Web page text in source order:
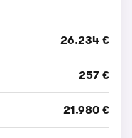
26.234 €
257 €
21.980 €